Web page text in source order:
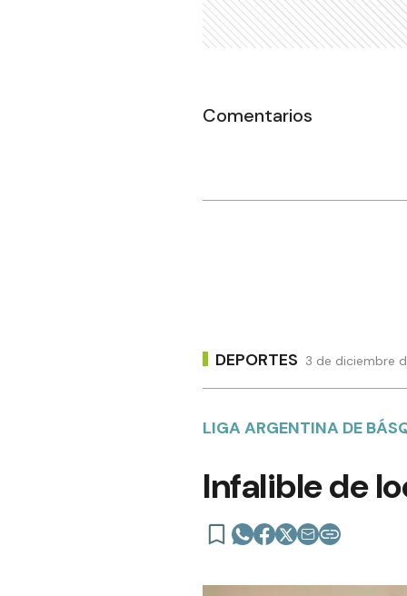
Comentarios
DEPORTES 3 de diciembre
LIGA ARGENTINA DE
Infalible de